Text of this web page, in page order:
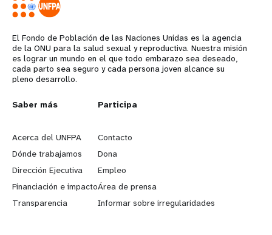
El Fondo de Población de las Naciones Unidas es la agencia
de la ONU para la salud sexual y reproductiva. Nuestra misión
es lograr un mundo en el que todo embarazo sea deseado,
cada parto sea seguro y cada persona joven alcance su
pleno desarrollo.
L
e
a
r
n
Saber más
Acerca del UNFPA
Dónde trabajamos
Dirección Ejecutiva
Financiación e impacto
Transparencia
G
o
b
e
y
Participa
Contacto
Dona
Empleo
Área de prensa
Informar sobre irregularidades